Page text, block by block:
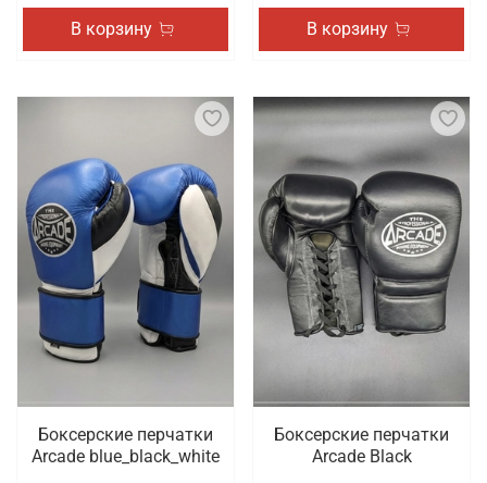
В корзину В корзину
Боксерские перчатки
Arcade blue_black_white
Боксерские перчатки
Arcade Black